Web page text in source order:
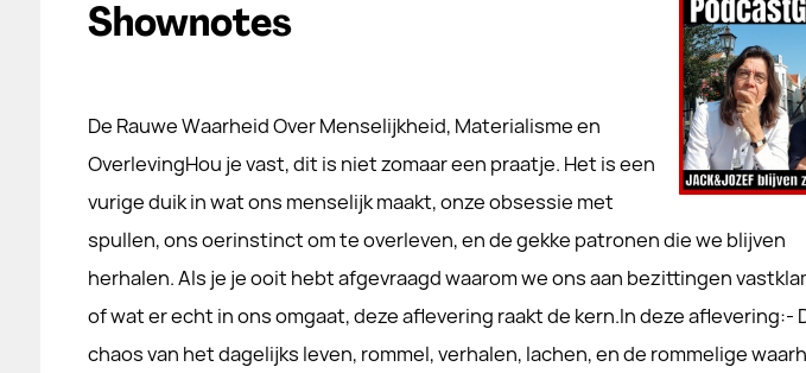
Shownotes
De Rauwe Waarheid Over Menselijkheid, Materialisme en
OverlevingHou je vast, dit is niet zomaar een praatje. Het is een
vurige duik in wat ons menselijk maakt, onze obsessie met
spullen, ons oerinstinct om te overleven, en de gekke patronen die we blijven
herhalen. Als je je ooit hebt afgevraagd waarom we ons aan bezittingen
of wat er echt in ons omgaat, deze aflevering raakt de kern.In deze aflevering:-
chaos van het dagelijks leven, rommel, verhalen, lachen, en de rommelige